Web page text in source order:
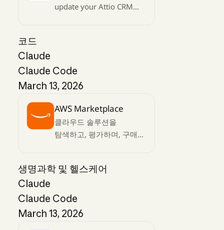
update your Attio CRM
코드
Claude
Claude Code
March 13, 2026
AWS Marketplace
클라우드 솔루션을
탐색하고, 평가하며, 구매해
생명과학 및 헬스케어
Claude
Claude Code
March 13, 2026